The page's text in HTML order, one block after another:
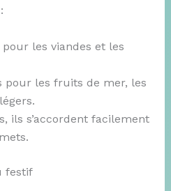
les viandes et les
pour les fruits de mer, les
ils s’accordent facilement
festif